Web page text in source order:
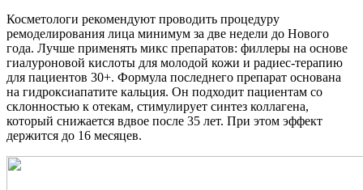
Косметологи рекомендуют проводить процедуру
ремоделирования лица минимум за две недели до Нового
года. Лучше применять микс препаратов: филлеры на основе
гиалуроновой кислоты для молодой кожи и радиес-терапию
для пациентов 30+. Формула последнего препарат основана
на гидроксиапатите кальция. Он подходит пациентам со
склонностью к отекам, стимулирует синтез коллагена,
который снижается вдвое после 35 лет. При этом эффект
держится до 16 месяцев.